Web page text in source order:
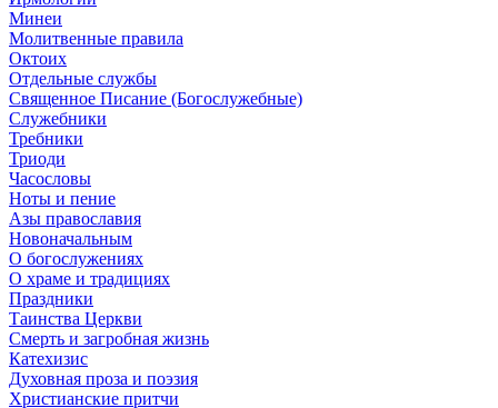
Минеи
Молитвенные правила
Октоих
Отдельные службы
Священное Писание (Богослужебные)
Служебники
Требники
Триоди
Часословы
Ноты и пение
Азы православия
Новоначальным
О богослужениях
О храме и традициях
Праздники
Таинства Церкви
Смерть и загробная жизнь
Катехизис
Духовная проза и поэзия
Христианские притчи